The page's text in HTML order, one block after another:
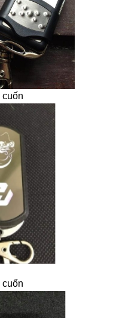
cuốn
cuốn